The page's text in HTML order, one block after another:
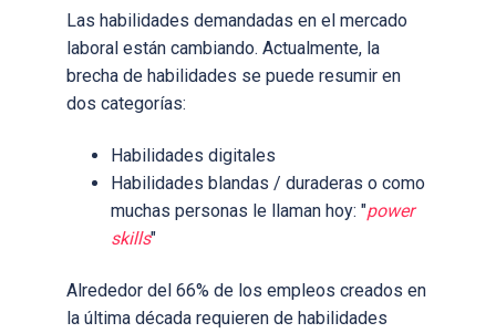
Las habilidades demandadas en el mercado
laboral están cambiando. Actualmente, la
brecha de habilidades se puede resumir en
dos categorías:
Habilidades digitales
Habilidades blandas / duraderas o como
muchas personas le llaman hoy: "power
skills"
Alrededor del 66% de los empleos creados en
la última década requieren de habilidades